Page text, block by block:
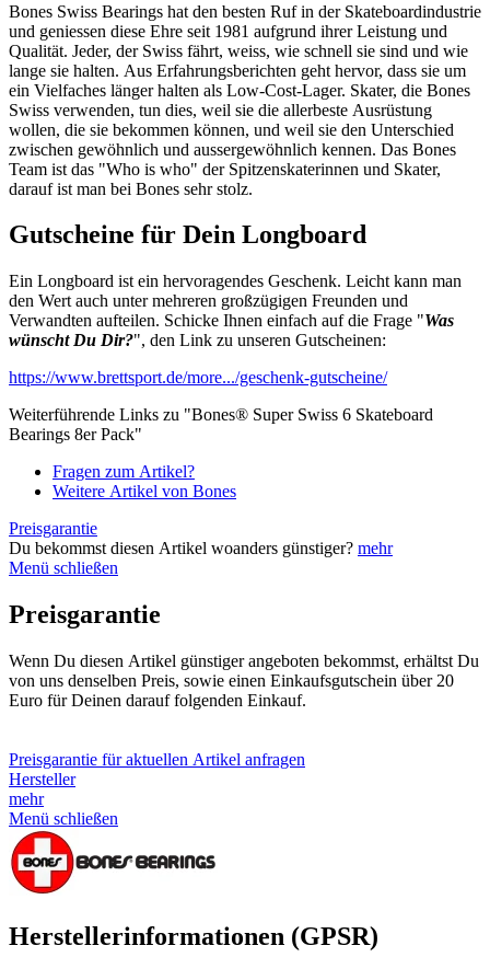
Bones Swiss Bearings hat den besten Ruf in der Skateboardindustrie
und geniessen diese Ehre seit 1981 aufgrund ihrer Leistung und
Qualität. Jeder, der Swiss fährt, weiss, wie schnell sie sind und wie
lange sie halten. Aus Erfahrungsberichten geht hervor, dass sie um
ein Vielfaches länger halten als Low-Cost-Lager. Skater, die Bones
Swiss verwenden, tun dies, weil sie die allerbeste Ausrüstung
wollen, die sie bekommen können, und weil sie den Unterschied
zwischen gewöhnlich und aussergewöhnlich kennen. Das Bones
Team ist das "Who is who" der Spitzenskaterinnen und Skater,
darauf ist man bei Bones sehr stolz.
Gutscheine für Dein Longboard
Ein Longboard ist ein hervoragendes Geschenk. Leicht kann man
den Wert auch unter mehreren großzügigen Freunden und
Verwandten aufteilen. Schicke Ihnen einfach auf die Frage "Was
wünscht Du Dir?", den Link zu unseren Gutscheinen:
https://www.brettsport.de/more.../geschenk-gutscheine/
Weiterführende Links zu "Bones® Super Swiss 6 Skateboard
Bearings 8er Pack"
Fragen zum Artikel?
Weitere Artikel von Bones
Preisgarantie
Du bekommst diesen Artikel woanders günstiger? mehr
Menü schließen
Preisgarantie
Wenn Du diesen Artikel günstiger angeboten bekommst, erhältst Du
von uns denselben Preis, sowie einen Einkaufsgutschein über 20
Euro für Deinen darauf folgenden Einkauf.
Preisgarantie für aktuellen Artikel anfragen
Hersteller
mehr
Menü schließen
Herstellerinformationen (GPSR)